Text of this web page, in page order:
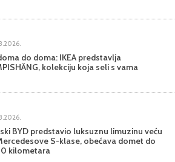
do doma: IKEA predstavlja
kolekciju koja seli s vama
BYD predstavio luksuznu limuzinu veću
S-klase, obećava domet do
kilometara